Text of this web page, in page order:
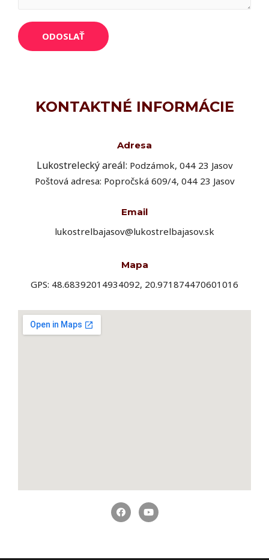
ODOSLAŤ
KONTAKTNÉ INFORMÁCIE
Adresa
Lukostrelecký areál: Podzámok, 044 23 Jasov
Poštová adresa: Popročská 609/4, 044 23 Jasov
Email
lukostrelbajasov@lukostrelbajasov.sk
Mapa
GPS: 48.68392014934092, 20.971874470601016